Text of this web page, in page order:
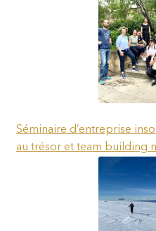
Séminaire d’entreprise
au trésor et team building